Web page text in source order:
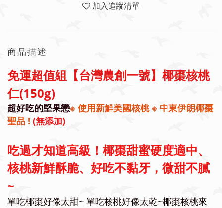
加入追蹤清單
商品描述
免運超值組【台灣農創一號】椰棗核桃
仁(150g)
超好吃的堅果戀※ 使用新鮮美國核桃※ 中東伊朗椰棗
聖品 ! (無添加)
吃過才知道高級！椰棗甜蜜硬度適中、
核桃新鮮酥脆、好吃不黏牙，微甜不膩
~
單吃椰棗好像太甜~ 單吃核桃好像太乾~椰棗核桃來